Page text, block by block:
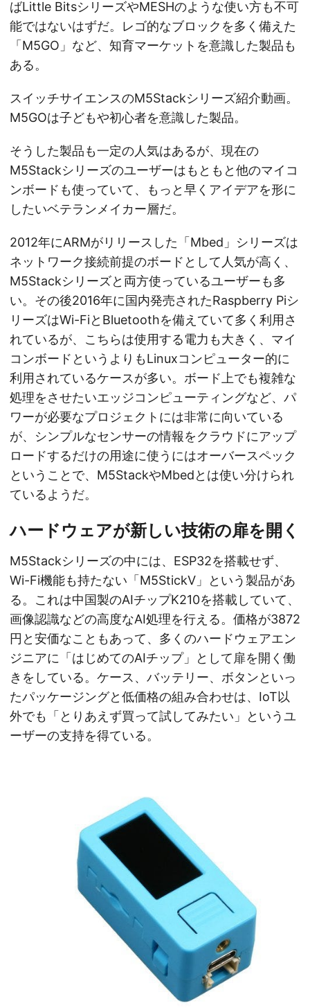
ばLittle BitsシリーズやMESHのような使い方も不可
能ではないはずだ。レゴ的なブロックを多く備えた
「M5GO」など、知育マーケットを意識した製品も
ある。
スイッチサイエンスのM5Stackシリーズ紹介動画。
M5GOは子どもや初心者を意識した製品。
そうした製品も一定の人気はあるが、現在の
M5Stackシリーズのユーザーはもともと他のマイコ
ンボードも使っていて、もっと早くアイデアを形に
したいベテランメイカー層だ。
2012年にARMがリリースした「Mbed」シリーズは
ネットワーク接続前提のボードとして人気が高く、
M5Stackシリーズと両方使っているユーザーも多
い。その後2016年に国内発売されたRaspberry Piシ
リーズはWi-FiとBluetoothを備えていて多く利用さ
れているが、こちらは使用する電力も大きく、マイ
コンボードというよりもLinuxコンピューター的に
利用されているケースが多い。ボード上でも複雑な
処理をさせたいエッジコンピューティングなど、パ
ワーが必要なプロジェクトには非常に向いている
が、シンプルなセンサーの情報をクラウドにアップ
ロードするだけの用途に使うにはオーバースペック
ということで、M5StackやMbedとは使い分けられ
ているようだ。
ハードウェアが新しい技術の扉を開く
M5Stackシリーズの中には、ESP32を搭載せず、
Wi-Fi機能も持たない「M5StickV」という製品があ
る。これは中国製のAIチップK210を搭載していて、
画像認識などの高度なAI処理を行える。価格が3872
円と安価なこともあって、多くのハードウェアエン
ジニアに「はじめてのAIチップ」として扉を開く働
きをしている。ケース、バッテリー、ボタンといっ
たパッケージングと低価格の組み合わせは、IoT以
外でも「とりあえず買って試してみたい」というユ
ーザーの支持を得ている。